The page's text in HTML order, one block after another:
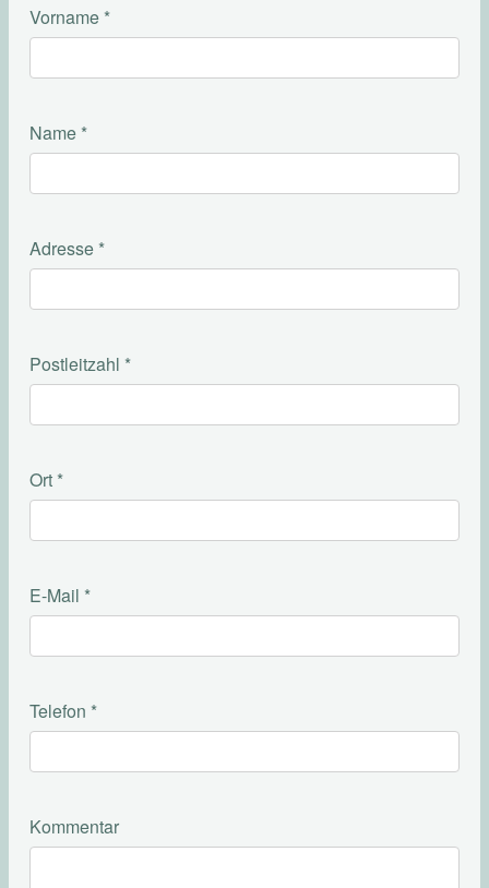
Vorname *
Name *
Adresse *
Postleitzahl *
Ort *
E-Mail *
Telefon *
Kommentar